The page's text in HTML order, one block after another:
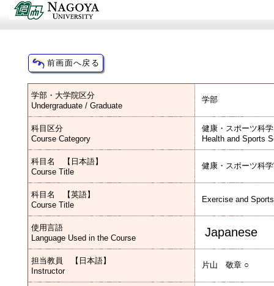
学部・大学院区分
Undergraduate / Graduate
学部
科目区分
Course Category
健康・スポーツ科
Health and Sports
科目名 【日本語】
Course Title
健康・スポーツ科
科目名 【英語】
Course Title
Exercise and
使用言語
Language Used in the Course
Japanese
担当教員 【日本語】
Instructor
片山 敬章 ○